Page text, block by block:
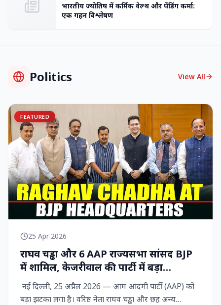
भारतीय ज्योतिष में कर्मिक वेल्थ और पेंडिंग कर्मा:
एक गहन विश्लेषण
Politics View All
FEATURED
25 Apr 2026
राघव चड्ढा और 6 AAP राज्‍यसभा सांसद BJP
में शामिल, केजरीवाल की पार्टी में बड़ा
राजनीतिक विद्रोह
नई दिल्ली, 25 अप्रैल 2026 — आम आदमी पार्टी (AAP) को
बड़ा झटका लगा है। वरिष्ठ नेता राघव चड्ढा और छह अन्य